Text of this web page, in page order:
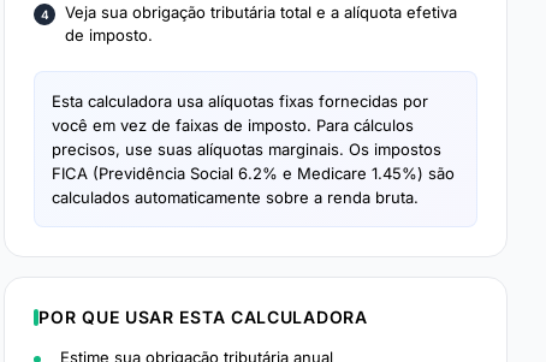
Veja sua obrigação tributária total e a alíquota efetiva
de imposto.
Esta calculadora usa alíquotas fixas fornecidas por
você em vez de faixas de imposto. Para cálculos
precisos, use suas alíquotas marginais. Os impostos
FICA (Previdência Social 6.2% e Medicare 1.45%) são
calculados automaticamente sobre a renda bruta.
POR QUE USAR ESTA CALCULADORA
Estime sua obrigação tributária anual